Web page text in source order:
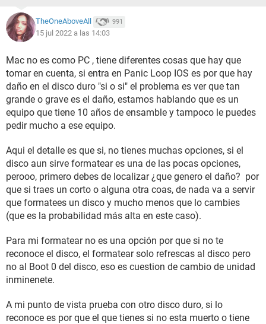
TheOneAboveAll 991
15 jul 2022 a las 14:03
Mac no es como PC , tiene diferentes cosas que hay que
tomar en cuenta, si entra en Panic Loop IOS es por que hay
daño en el disco duro "si o si" el problema es ver que tan
grande o grave es el daño, estamos hablando que es un
equipo que tiene 10 años de ensamble y tampoco le puedes
pedir mucho a ese equipo.
Aqui el detalle es que si, no tienes muchas opciones, si el
disco aun sirve formatear es una de las pocas opciones,
perooo, primero debes de localizar ¿que genero el daño? por
que si traes un corto o alguna otra coas, de nada va a servir
que formatees un disco y mucho menos que lo cambies
(que es la probabilidad más alta en este caso).
Para mi formatear no es una opción por que si no te
reconoce el disco, el formatear solo refrescas al disco pero
no al Boot 0 del disco, eso es cuestion de cambio de unidad
inminenete.
A mi punto de vista prueba con otro disco duro, si lo
reconoce es por que el que tienes si no esta muerto o tiene